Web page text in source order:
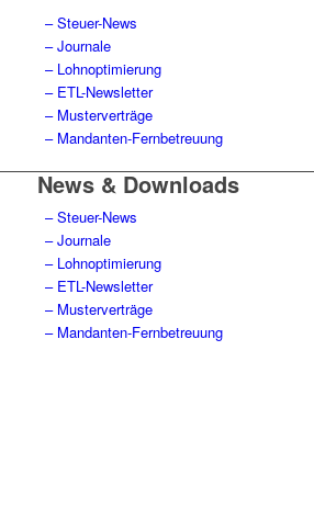
– Steuer-News
– Journale
– Lohnoptimierung
– ETL-Newsletter
– Musterverträge
– Mandanten-Fernbetreuung
News & Downloads
– Steuer-News
– Journale
– Lohnoptimierung
– ETL-Newsletter
– Musterverträge
– Mandanten-Fernbetreuung